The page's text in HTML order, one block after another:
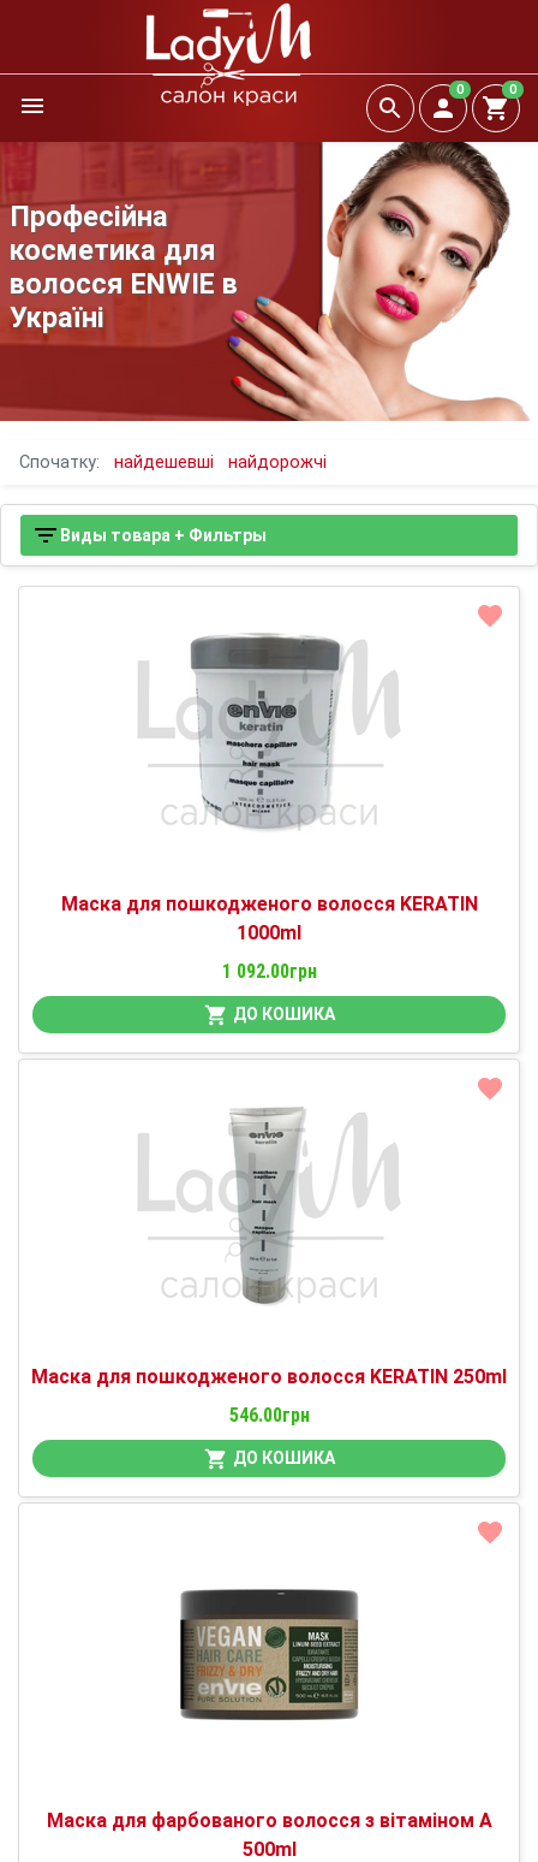
0 0
Професійна
косметика для
волосся ENWIE в
Україні
Спочатку: найдешевші найдорожчі
Виды товара + Фильтры
Маска для пошкодженого волосся KERATIN
1000ml
1 092.00грн
ДО КОШИКА
Маска для пошкодженого волосся KERATIN 250ml
546.00грн
ДО КОШИКА
Маска для фарбованого волосся з вітаміном А
500ml